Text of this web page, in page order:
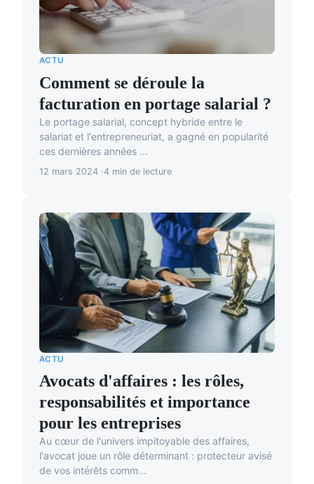
ACTU
Comment se déroule la
facturation en portage salarial ?
Le portage salarial, concept hybride entre le
salariat et l'entrepreneuriat, a gagné en popularité
ces dernières années ...
12 mars 2024 4 min de lecture
ACTU
Avocats d'affaires : les rôles,
responsabilités et importance
pour les entreprises
Au cœur de l'univers impitoyable des affaires,
l'avocat joue un rôle déterminant : protecteur avisé
de vos intérêts comm...